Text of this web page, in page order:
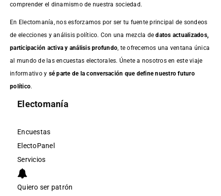
comprender el dinamismo de nuestra sociedad.
En Electomanía, nos esforzamos por ser tu fuente principal de sondeos
de elecciones y análisis político. Con una mezcla dedatos actualizados,
participación activa y análisis profundo , te ofrecemos una ventana única
al mundo de las encuestas electorales. Únete a nosotros en este viaje
informativo y sé parte de la conversación que define nuestro futuro
político.
Electomanía
Encuestas
ElectoPanel
Servicios
Quiero ser patrón